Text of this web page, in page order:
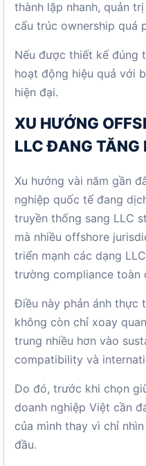
thành lập nhanh, quản
cấu trúc ownership quá
Nếu được thiết kế đúng
hoạt động hiệu quả với
hiện đại.
XU HƯỚNG
LLC ĐANG TĂNG
Xu hướng vài năm gần
nghiệp quốc tế đang
truyền thống sang LLC
mà nhiều offshore
triển mạnh các dạng
trường compliance toàn
Điều này phản ánh thực
không còn chỉ xoay
trung nhiều hơn vào
compatibility và
Do đó, trước khi chọn
doanh nghiệp Việt cần
của mình thay vì chỉ
đầu.